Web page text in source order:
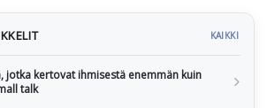
KAIKKI
jotka kertovat ihmisestä enemmän kuin
talk